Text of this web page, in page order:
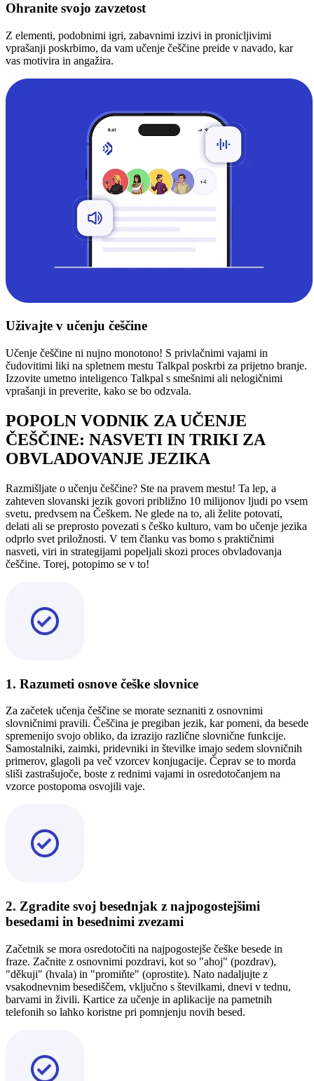
Ohranite svojo zavzetost
Z elementi, podobnimi igri, zabavnimi izzivi in pronicljivimi
vprašanji poskrbimo, da vam učenje češčine preide v navado, kar
vas motivira in angažira.
Uživajte v učenju češčine
Učenje češčine ni nujno monotono! S privlačnimi vajami in
čudovitimi liki na spletnem mestu Talkpal poskrbi za prijetno branje.
Izzovite umetno inteligenco Talkpal s smešnimi ali nelogičnimi
vprašanji in preverite, kako se bo odzvala.
POPOLN VODNIK ZA UČENJE
ČEŠČINE: NASVETI IN TRIKI ZA
OBVLADOVANJE JEZIKA
Razmišljate o učenju češčine? Ste na pravem mestu! Ta lep, a
zahteven slovanski jezik govori približno 10 milijonov ljudi po vsem
svetu, predvsem na Češkem. Ne glede na to, ali želite potovati,
delati ali se preprosto povezati s češko kulturo, vam bo učenje jezika
odprlo svet priložnosti. V tem članku vas bomo s praktičnimi
nasveti, viri in strategijami popeljali skozi proces obvladovanja
češčine. Torej, potopimo se v to!
1. Razumeti osnove češke slovnice
Za začetek učenja češčine se morate seznaniti z osnovnimi
slovničnimi pravili. Češčina je pregiban jezik, kar pomeni, da besede
spremenijo svojo obliko, da izrazijo različne slovnične funkcije.
Samostalniki, zaimki, pridevniki in številke imajo sedem slovničnih
primerov, glagoli pa več vzorcev konjugacije. Čeprav se to morda
sliši zastrašujoče, boste z rednimi vajami in osredotočanjem na
vzorce postopoma osvojili vaje.
2. Zgradite svoj besednjak z najpogostejšimi
besedami in besednimi zvezami
Začetnik se mora osredotočiti na najpogostejše češke besede in
fraze. Začnite z osnovnimi pozdravi, kot so "ahoj" (pozdrav),
"děkuji" (hvala) in "promiňte" (oprostite). Nato nadaljujte z
vsakodnevnim besediščem, vključno s številkami, dnevi v tednu,
barvami in živili. Kartice za učenje in aplikacije na pametnih
telefonih so lahko koristne pri pomnjenju novih besed.